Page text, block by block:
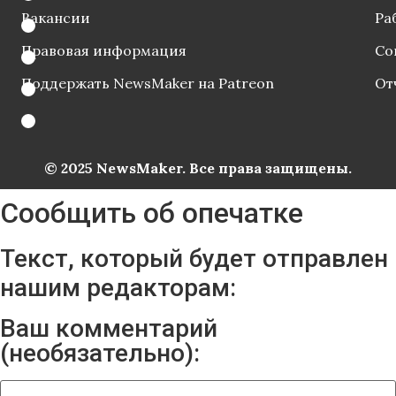
Вакансии
Правовая информация
Поддержать NewsMaker на Patreon
© 2025 NewsMaker. Все права защищены.
Сообщить об опечатке
Текст, который будет отправлен
нашим редакторам:
Ваш комментарий
(необязательно):